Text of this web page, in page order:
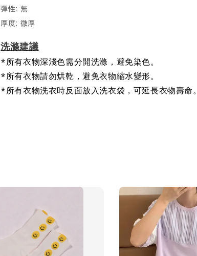
彈性: 無
厚度: 微厚
洗滌建議
*所有衣物深淺色需分開洗滌，避免染色。
*所有衣物請勿烘乾，避免衣物縮水變形。
*所有衣物洗衣時反面放入洗衣袋，可延長衣物壽命。